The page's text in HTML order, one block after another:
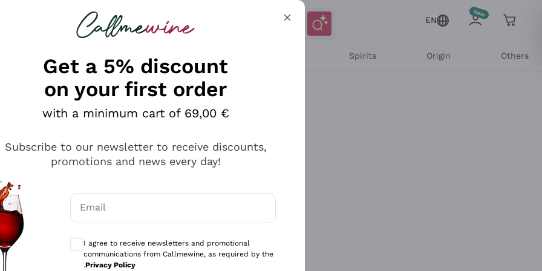
looking for
EN
Spirits Origin Others
Get a 5% discount
on your first order
with a minimum cart of 69,00 €
Subscribe to our newsletter to receive discounts,
promotions and news every day!
Email
I agree to receive newsletters and promotional
communications from Callmewine, as required by the
.Privacy Policy